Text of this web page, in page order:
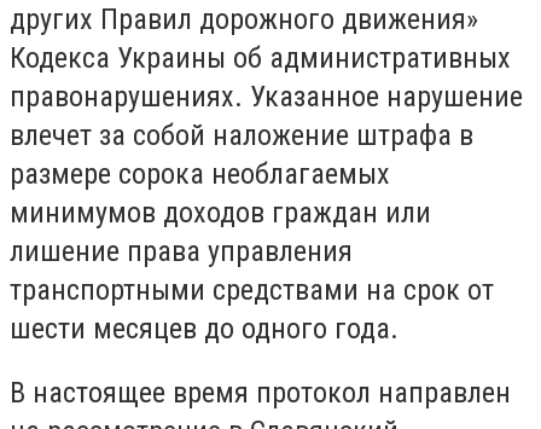
других Правил дорожного движения»
Кодекса Украины об административных
правонарушениях. Указанное нарушение
влечет за собой наложение штрафа в
размере сорока необлагаемых
минимумов доходов граждан или
лишение права управления
транспортными средствами на срок от
шести месяцев до одного года.
В настоящее время протокол направлен